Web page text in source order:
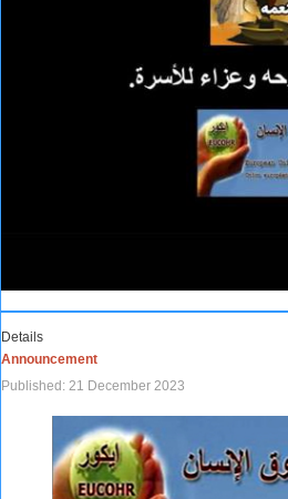
Details
Announcement
Published: 21 December 2023